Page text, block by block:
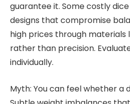
guarantee it. Some costly
designs that compromise
high prices through materials
rather than precision.
individually.
Myth: You can feel whether a